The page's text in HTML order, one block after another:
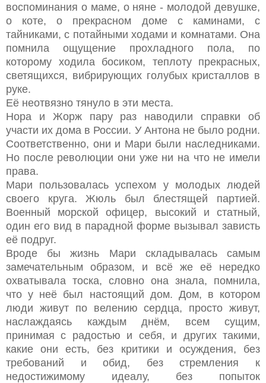
воспоминания о маме, о няне - молодой девушке,
о коте, о прекрасном доме с каминами, с
тайниками, с потайными ходами и комнатами. Она
помнила ощущение прохладного пола, по
которому ходила босиком, теплоту прекрасных,
светящихся, вибрирующих голубых кристаллов в
руке.
Её неотвязно тянуло в эти места.
Нора и Жорж пару раз наводили справки об
участи их дома в России. У Антона не было родни.
Соответственно, они и Мари были наследниками.
Но после революции они уже ни на что не имели
права.
Мари пользовалась успехом у молодых людей
своего круга. Жюль был блестящей партией.
Военный морской офицер, высокий и статный,
один его вид в парадной форме вызывал зависть
её подруг.
Вроде бы жизнь Мари складывалась самым
замечательным образом, и всё же её нередко
охватывала тоска, словно она знала, помнила,
что у неё был настоящий дом. Дом, в котором
люди живут по велению сердца, просто живут,
наслаждаясь каждым днём, всем сущим,
принимая с радостью и себя, и других такими,
какие они есть, без критики и осуждения, без
требований и обид, без стремления к
недостижимому идеалу, без попыток